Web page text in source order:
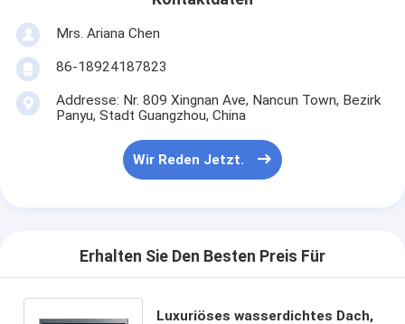
Mrs. Ariana Chen
86-18924187823
Addresse: Nr. 809 Xingnan Ave, Nancun Town, Bezirk
Panyu, Stadt Guangzhou, China
Wir Reden Jetzt.
Erhalten Sie Den Besten Preis Für
Luxuriöses wasserdichtes Dach,